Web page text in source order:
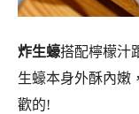
炸生蠔搭配檸檬汁
生蠔本身外酥內嫩
歡的!